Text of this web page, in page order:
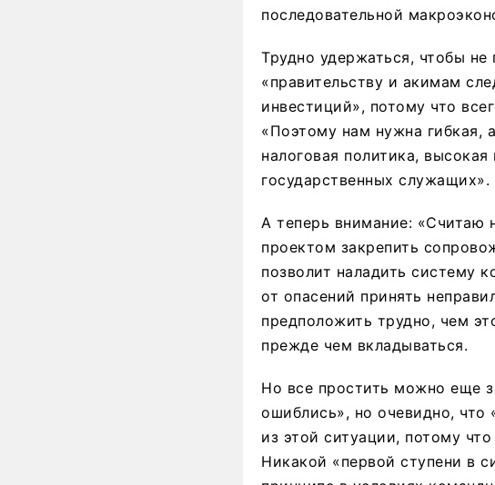
последовательной
Трудно удержаться, чтобы не
«правительству и акимам
инвестиций», потому что
«Поэтому нам нужна гибкая,
налоговая политика,
государственных служащих».
А теперь внимание:
проектом закрепить
позволит наладить систему
от опасений принять
предположить трудно, чем
прежде чем вкладываться.
Но все простить можно еще
ошиблись», но очевидно,
из этой ситуации, потому
Никакой «первой ступени в